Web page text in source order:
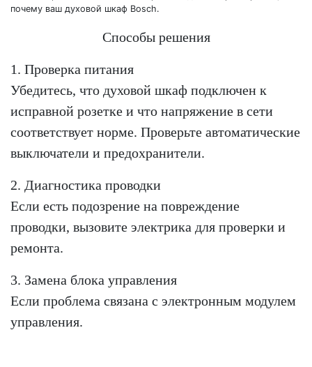
Способы решения
1. Проверка питания
Убедитесь, что духовой шкаф подключен к
исправной розетке и что напряжение в сети
соответствует норме. Проверьте автоматические
выключатели и предохранители.
2. Диагностика проводки
Если есть подозрение на повреждение
проводки, вызовите электрика для проверки и
ремонта.
3. Замена блока управления
Если проблема связана с электронным модулем
управления.